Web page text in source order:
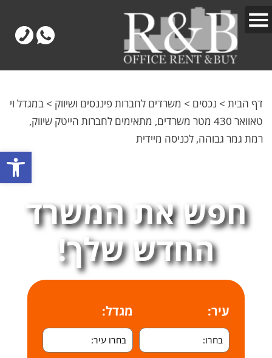
דף הבית > נכסים > משרדים לחברות פיננסים ושיווק > במגדל וי
טאוואר 430 מטר משרדים, מתאימים לחברות הייטק שיווק,
רמת גמר גבוהה, לכניסה מיידית
חפש את המשרד
החדש שלך!
עיר: מגדל: